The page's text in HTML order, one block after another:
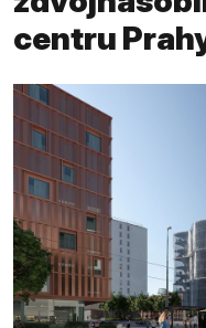
centru